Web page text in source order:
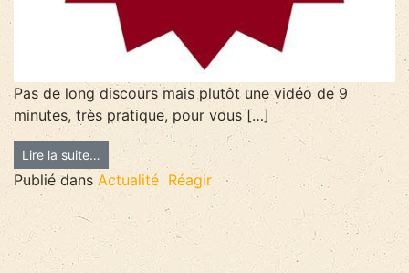
Pas de long discours mais plutôt une vidéo de 9
minutes, très pratique, pour vous […]
Lire la suite…
Publié dans Actualité Réagir